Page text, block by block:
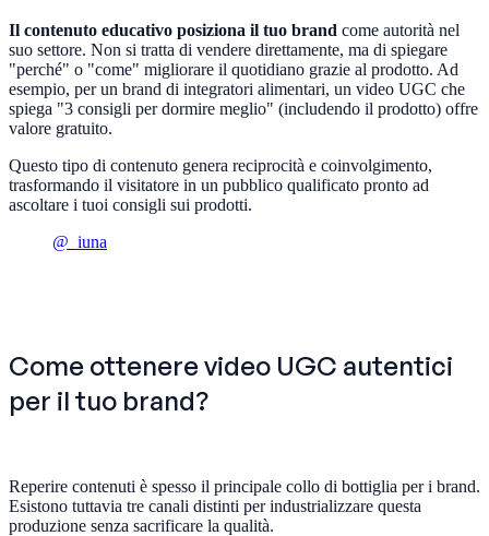
Il contenuto educativo posiziona il tuo brand come autorità nel
suo settore. Non si tratta di vendere direttamente, ma di spiegare
"perché" o "come" migliorare il quotidiano grazie al prodotto. Ad
esempio, per un brand di integratori alimentari, un video UGC che
spiega "3 consigli per dormire meglio" (includendo il prodotto) offre
valore gratuito.
Questo tipo di contenuto genera reciprocità e coinvolgimento,
trasformando il visitatore in un pubblico qualificato pronto ad
ascoltare i tuoi consigli sui prodotti.
@_iuna
Come ottenere video UGC autentici
per il tuo brand?
Reperire contenuti è spesso il principale collo di bottiglia per i brand.
Esistono tuttavia tre canali distinti per industrializzare questa
produzione senza sacrificare la qualità.